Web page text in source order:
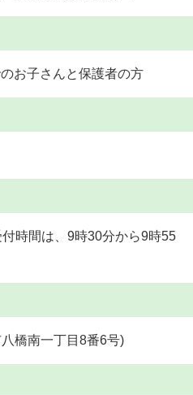
お子さんと保護者の方
時間は、9時30分から9時55
橋南一丁目8番6号)